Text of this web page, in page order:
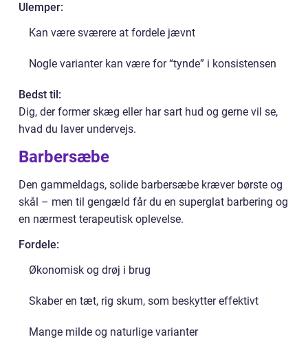
Ulemper:
Kan være sværere at fordele jævnt
Nogle varianter kan være for “tynde” i konsistensen
Bedst til:
Dig, der former skæg eller har sart hud og gerne vil se,
hvad du laver undervejs.
Barbersæbe
Den gammeldags, solide barbersæbe kræver børste og
skål – men til gengæld får du en superglat barbering og
en nærmest terapeutisk oplevelse.
Fordele:
Økonomisk og drøj i brug
Skaber en tæt, rig skum, som beskytter effektivt
Mange milde og naturlige varianter